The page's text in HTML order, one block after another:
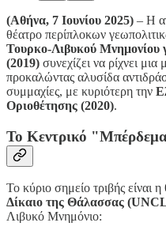
(Αθήνα, 7 Ιουνίου 2025) – Η
θέατρο περίπλοκων
Τουρκο-Λιβυκού Μνημονίου
(2019) συνεχίζει να ρίχνει μια
προκαλώντας αλυσίδα
συμμαχίες, με κυριότερη την
Οριοθέτησης (2020).
Το Κεντρικό
Το κύριο σημείο τριβής είναι η
Δίκαιο της Θάλασσας
Λιβυκό Μνημόνιο: